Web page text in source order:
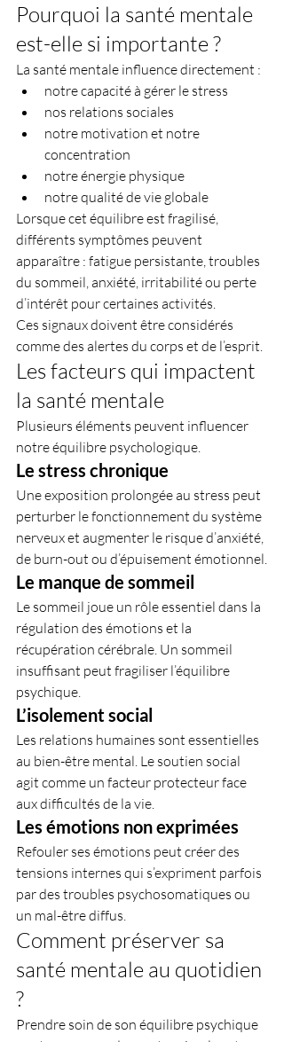
Pourquoi la santé mentale
est-elle si importante ?
La santé mentale influence directement :
notre capacité à gérer le stress
nos relations sociales
notre motivation et notre
concentration
notre énergie physique
notre qualité de vie globale
Lorsque cet équilibre est fragilisé,
différents symptômes peuvent
apparaître : fatigue persistante, troubles
du sommeil, anxiété, irritabilité ou perte
d’intérêt pour certaines activités.
Ces signaux doivent être considérés
comme des alertes du corps et de l’esprit.
Les facteurs qui impactent
la santé mentale
Plusieurs éléments peuvent influencer
notre équilibre psychologique.
Le stress chronique
Une exposition prolongée au stress peut
perturber le fonctionnement du système
nerveux et augmenter le risque d’anxiété,
de burn-out ou d’épuisement émotionnel.
Le manque de sommeil
Le sommeil joue un rôle essentiel dans la
régulation des émotions et la
récupération cérébrale. Un sommeil
insuffisant peut fragiliser l’équilibre
psychique.
L’isolement social
Les relations humaines sont essentielles
au bien-être mental. Le soutien social
agit comme un facteur protecteur face
aux difficultés de la vie.
Les émotions non exprimées
Refouler ses émotions peut créer des
tensions internes qui s’expriment parfois
par des troubles psychosomatiques ou
un mal-être diffus.
Comment préserver sa
santé mentale au quotidien
?
Prendre soin de son équilibre psychique